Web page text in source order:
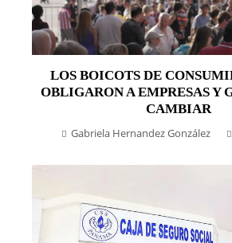
LOS BOICOTS DE
OBLIGARON A EMPRESAS Y
CAMBIAR
Gabriela Hernandez González